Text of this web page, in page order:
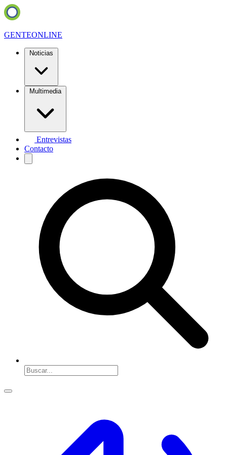
GENTEONLINE
Noticias
Multimedia
Entrevistas
Contacto